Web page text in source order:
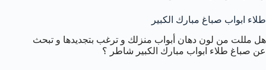
طلاء ابواب صباغ مبارك الكبير
هل مللت من لون دهان أبواب منزلك و ترغب بتجديدها و تبحث
عن صباغ طلاء ابواب مبارك الكبير شاطر ؟